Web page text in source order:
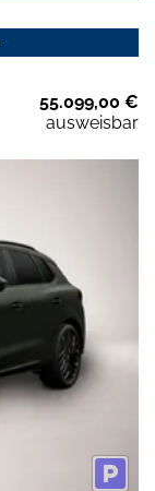
55.099,00 €
ausweisbar